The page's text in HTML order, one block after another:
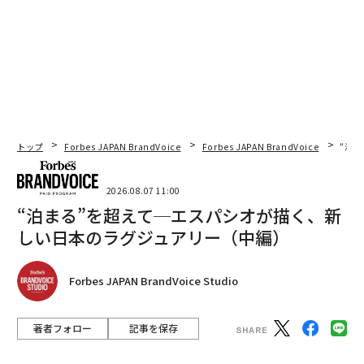
トップ Forbes JAPAN BrandVoice Forbes JAPAN BrandVoice “泊
2026.08.07 11:00
“泊まる”を超えて─エスパシオが描く、新
しい日本のラグジュアリー（中編）
Forbes JAPAN BrandVoice Studio
著者フォロー 記事を保存